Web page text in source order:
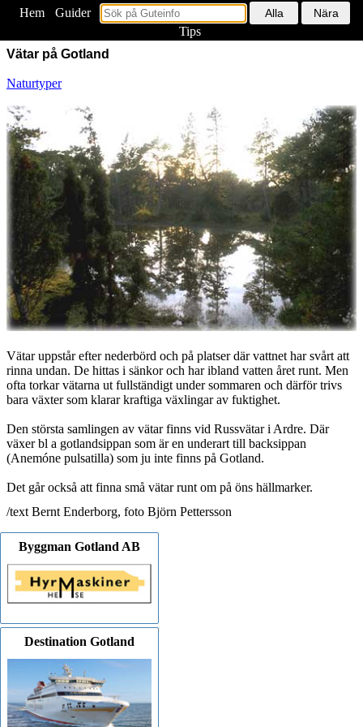
Hem
Guider
Tips
Vätar på Gotland
Naturtyper
Vätar uppstår efter nederbörd och på platser där vattnet har svårt att
rinna undan. De hittas i sänkor och har ibland vatten året runt. Men
ofta torkar vätarna ut fullständigt under sommaren och därför trivs
bara växter som klarar kraftiga växlingar av fuktighet.
Den största samlingen av vätar finns vid Russvätar i Ardre. Där
växer bl a gotlandsippan som är en underart till backsippan
(Anemóne pulsatilla) som ju inte finns på Gotland.
Det går också att finna små vätar runt om på öns hällmarker.
/text Bernt Enderborg, foto Björn Pettersson
Byggman Gotland AB
Destination Gotland